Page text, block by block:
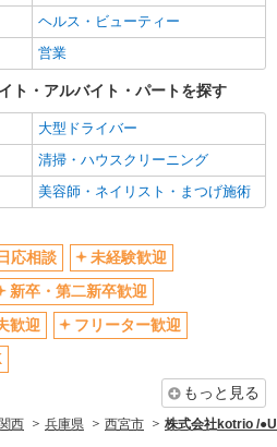
学歴不問
ミドル（40代～）活躍中
シニア（60代～）活躍中
ボーナス・賞与あり
完全週休2日制
禁煙・分煙
車通勤OK
交通費支給
産休・育休取得実績あり
各種手当（家族・役職・インセン
ヘルス・ビューティー
営業
ト・アルバイト・パートを探す
大型ドライバー
清掃・ハウスクリーニング
美容師・ネイリスト・まつげ施術
応相談
未経験歓迎
新卒・第二新卒歓迎
歓迎
フリーター歓迎
もっと見る
関西 兵庫県 西宮市 株式会社kotrio /